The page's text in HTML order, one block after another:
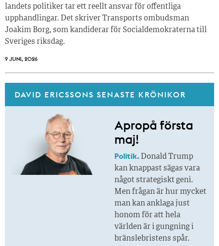
landets politiker tar ett reellt ansvar för offentliga
upphandlingar. Det skriver Transports ombudsman
Joakim Borg, som kandiderar för Socialdemokraterna till
Sveriges riksdag.
9 JUNI, 2026
DAVID ERICSSONS SENASTE KRÖNIKOR
Apropå första
maj!
Politik. Donald Trump
kan knappast sägas vara
något strategiskt geni.
Men frågan är hur mycket
man kan anklaga just
honom för att hela
världen är i gungning i
bränslebristens spår.